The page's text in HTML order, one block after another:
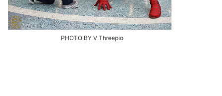
PHOTO BY V Threepio